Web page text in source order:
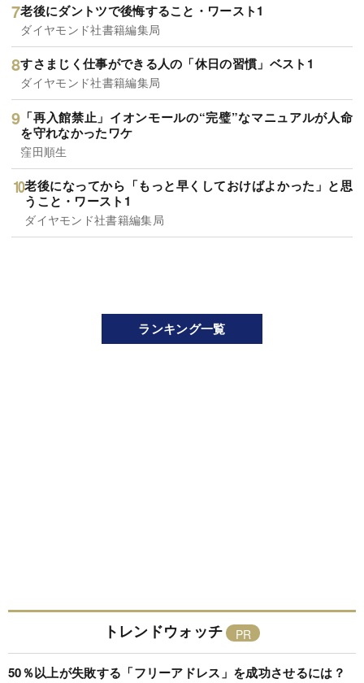
老後にダントツで後悔すること・ワースト1
ダイヤモンド社書籍編集局
すさまじく仕事ができる人の「休日の習慣」ベスト1
ダイヤモンド社書籍編集局
「再入館禁止」イオンモールの“完璧”なマニュアルが人命
を守れなかったワケ
窪田順生
老後になってから「もっと早くしておけばよかった」と思
うこと・ワースト1
ダイヤモンド社書籍編集局
ランキング一覧
トレンドウォッチ
50％以上が失敗する「フリーアドレス」を成功させるには？